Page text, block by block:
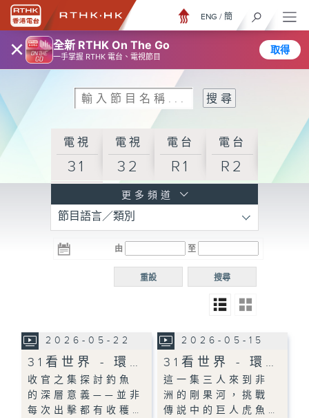
× 全新 RTHK On The Go
一手掌握 RTHK 電台、電視節目
取得
ENG / 簡
電視
31
電視
32
電台
R1
電台
R2
R3
電台 電台
R5
電台
普通
更多頻道
節目語言／類別
由 至
搜尋
重設
2026-05-22
31看世界 - 環…
收官之集探討釣魚
的深層意義——並非
每次出擊都有收穫…
2026-05-15
31看世界 - 環…
這一集三人來到非
洲的剛果河，挑戰
傳説中的巨人虎魚…